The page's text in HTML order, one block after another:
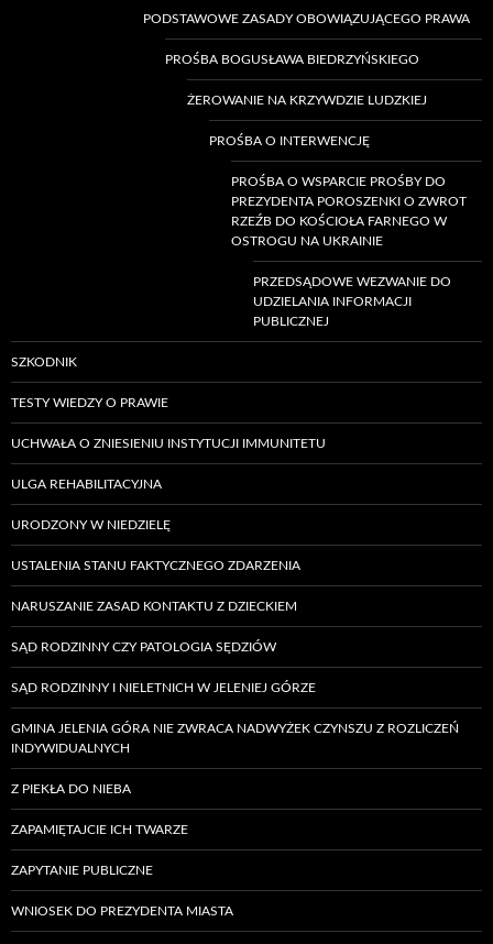
PODSTAWOWE ZASADY OBOWIĄZUJĄCEGO PRAWA
PROŚBA BOGUSŁAWA BIEDRZYŃSKIEGO
ŻEROWANIE NA KRZYWDZIE LUDZKIEJ
PROŚBA O INTERWENCJĘ
PROŚBA O WSPARCIE PROŚBY DO
PREZYDENTA POROSZENKI O ZWROT
RZEŹB DO KOŚCIOŁA FARNEGO W
OSTROGU NA UKRAINIE
PRZEDSĄDOWE WEZWANIE DO
UDZIELANIA INFORMACJI
PUBLICZNEJ
SZKODNIK
TESTY WIEDZY O PRAWIE
UCHWAŁA O ZNIESIENIU INSTYTUCJI IMMUNITETU
ULGA REHABILITACYJNA
URODZONY W NIEDZIELĘ
USTALENIA STANU FAKTYCZNEGO ZDARZENIA
NARUSZANIE ZASAD KONTAKTU Z DZIECKIEM
SĄD RODZINNY CZY PATOLOGIA SĘDZIÓW
SĄD RODZINNY I NIELETNICH W JELENIEJ GÓRZE
GMINA JELENIA GÓRA NIE ZWRACA NADWYŻEK CZYNSZU Z ROZLICZEŃ
INDYWIDUALNYCH
Z PIEKŁA DO NIEBA
ZAPAMIĘTAJCIE ICH TWARZE
ZAPYTANIE PUBLICZNE
WNIOSEK DO PREZYDENTA MIASTA